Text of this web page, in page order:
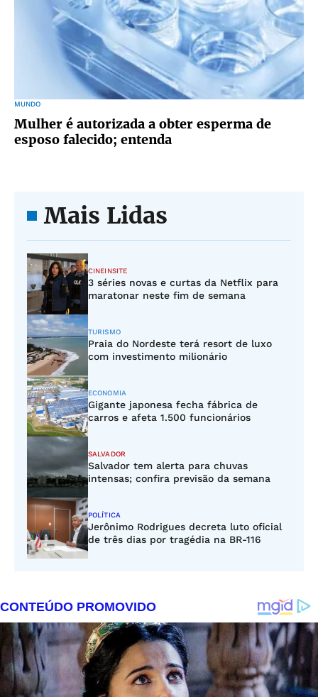
MUNDO
Mulher é autorizada a obter esperma de
esposo falecido; entenda
Mais Lidas
CINEINSITE
3 séries novas e curtas da Netflix para
maratonar neste fim de semana
TURISMO
Praia do Nordeste terá resort de luxo
com investimento milionário
ECONOMIA
Gigante japonesa fecha fábrica de
carros e afeta 1.500 funcionários
SALVADOR
Salvador tem alerta para chuvas
intensas; confira previsão da semana
POLÍTICA
Jerônimo Rodrigues decreta luto oficial
de três dias por tragédia na BR-116